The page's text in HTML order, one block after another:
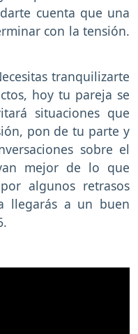
cuenta que una
con la tensión.
tranquilizarte
hoy tu pareja se
situaciones que
pon de tu parte y
sobre el
mejor de lo que
algunos retrasos
llegarás a un buen